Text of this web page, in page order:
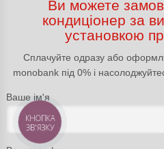
Ви можете
кондиціонер за
установкою
Сплачуйте одразу або
monobank під 0% і
Ваше ім'я
КНОПКА
ЗВ'ЯЗКУ